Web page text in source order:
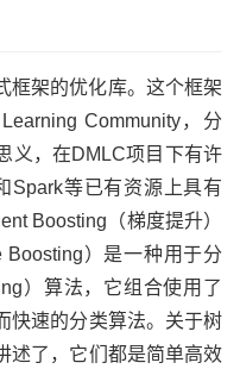
框架的优化库。这个框架
Community，分
义，在DMLC项目下有许
Spark等已有资源上具有
Boosting（梯度提升）
）是一种用于分
）算法，它组合使用了
快速的分类算法。关于树
述了，它们都是简单高效